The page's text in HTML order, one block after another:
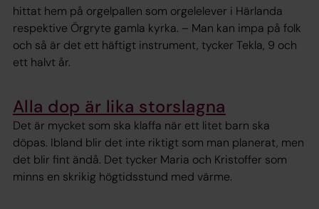
hittat hem på orgelpallen som orgelelever i Härlanda
respektive Örgryte gamla kyrka. – Man kan impa på folk
och så är det ett häftigt instrument, tycker Tekla, 9 och
ett halvt år.
Alla dop är lika storslagna
Det är mycket som ska klaffa när ett litet barn ska
döpas. Ibland blir det inte riktigt som man planerat, men
det blir fint ändå. Det tycker Maria och Kristoffer som
minns en skrikig högtidsstund med värme.